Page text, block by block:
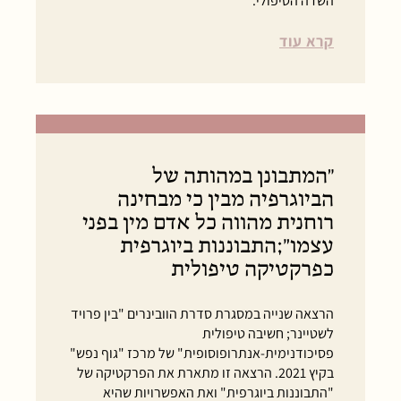
קרא עוד
"המתבונן במהותה של
הביוגרפיה מבין כי מבחינה
רוחנית מהווה כל אדם מין בפני
עצמו״;התבוננות ביוגרפית
כפרקטיקה טיפולית
הרצאה שנייה במסגרת סדרת הוובינרים "בין פרויד
לשטיינר; חשיבה טיפולית
פסיכודנימית-אנתרופוסופית" של מרכז "גוף נפש"
בקיץ 2021. הרצאה זו מתארת את הפרקטיקה של
"התבוננות ביוגרפית" ואת האפשרויות שהיא